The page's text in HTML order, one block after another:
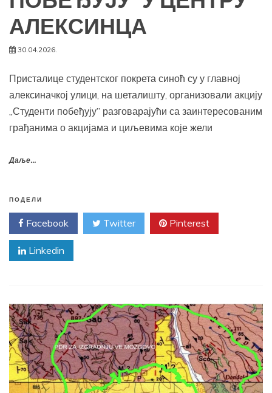
АЛЕКСИНЦА
30.04.2026.
Присталице студентског покрета синоћ су у главној
алексиначкој улици, на шеталишту, организовали акцију
„Студенти побеђују” разговарајући са заинтересованим
грађанима о акцијама и циљевима које жели
Даље...
ПОДЕЛИ
Facebook Twitter Pinterest
Linkedin